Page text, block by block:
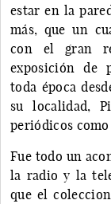
estar en la
más, que un
con el gran
exposición de
toda época
su localidad,
periódicos
Fue todo un
la radio y la
que el